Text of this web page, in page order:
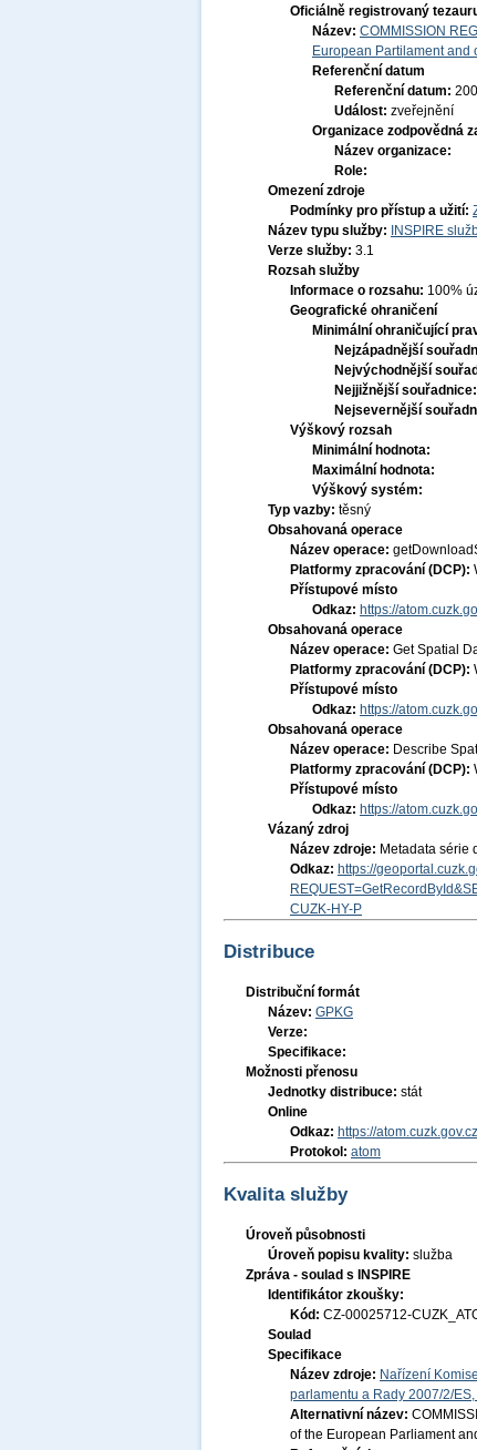
Oficiálně registrovaný
Název: COMMISSION
European Partilament and
Referenční datum
Referenční datum:
Událost: zveřejnění
Organizace zodpovědná
Název organizace:
Role:
Omezení zdroje
Podmínky pro přístup a užití:
Název typu služby:
INSPIRE
Verze služby: 3.1
Rozsah služby
Informace o rozsahu: 100%
Geografické ohraničení
Minimální ohraničující
Nejzápadnější
Nejvýchodnější
Nejjižnější souřadnice:
Nejsevernější
Výškový rozsah
Minimální hodnota:
Maximální hodnota:
Výškový systém:
Typ vazby: těsný
Obsahovaná operace
Název operace:
Platformy zpracování (DCP):
Přístupové místo
Odkaz: https://
Obsahovaná operace
Název operace: Get Spatial
Platformy zpracování (DCP):
Přístupové místo
Odkaz: https://
Obsahovaná operace
Název operace: Describe
Platformy zpracování (DCP):
Přístupové místo
Odkaz: https://
Vázaný zdroj
Název zdroje: Metadata série
Odkaz: https://
CUZK-HY-P
Distribuce
Distribuční formát
Název: GPKG
Verze:
Specifikace:
Možnosti přenosu
Jednotky distribuce: stát
Online
Odkaz: https://
Protokol: atom
Kvalita služby
Úroveň působnosti
Úroveň popisu kvality: služba
Zpráva - soulad s INSPIRE
Identifikátor zkoušky:
Kód: CZ-00025712-
Soulad
Specifikace
Název zdroje: Nařízení
parlamentu a Rady 2007/2/
Alternativní název:
of the European Parliament